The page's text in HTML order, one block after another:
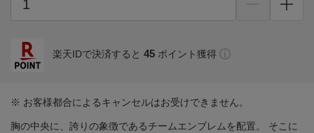
楽天IDで決済すると 45 ポイント獲得
※ お客様都合によるキャンセルはお受けできません。
胸の中央に、誇りの象徴であるチームエンブレムを配置。 そこに